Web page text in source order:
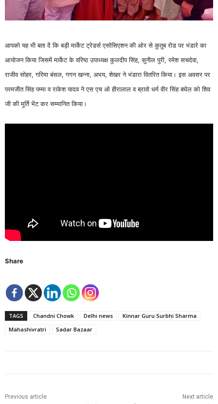
आपको यह भी बता दें कि बड़ी मार्केट ट्रेडर्स एसोसिएशन की ओर से कुतुब रोड पर भंडारे का
आयोजन किया जिसमें मार्केट के वरिष्ठ उपाध्यक्ष कुलदीप सिंह, सुनील पुरी, रमेश सचदेवा,
राजीव सोहर, गरिमा बंसल, गगन खन्ना, अभय, शेखर ने भंडारा वितरित किया। इस अवसर पर
परमजीत सिंह पम्मा व राकेश यादव ने एस एच ओ हीरालाल व ब्रावो धर्म वीर सिंह बघेल को शिव
जी की मूर्ति भेंट कर सम्मानित किया।
Share
TAGS Chandni Chowk Delhi news
Kinnar Guru Surbhi Sharma
Mahashivratri
Sadar Bazaar
Previous article Next article